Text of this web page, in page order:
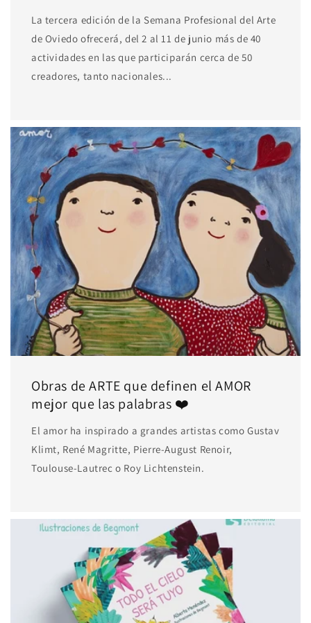
La tercera edición de la Semana Profesional del Arte
de Oviedo ofrecerá, del 2 al 11 de junio más de 40
actividades en las que participarán cerca de 50
creadores, tanto nacionales...
Obras de ARTE que definen el AMOR
mejor que las palabras ❤️
El amor ha inspirado a grandes artistas como Gustav
Klimt, René Magritte, Pierre-August Renoir,
Toulouse-Lautrec o Roy Lichtenstein.